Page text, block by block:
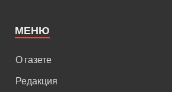
МЕНЮ
О газете
Редакция